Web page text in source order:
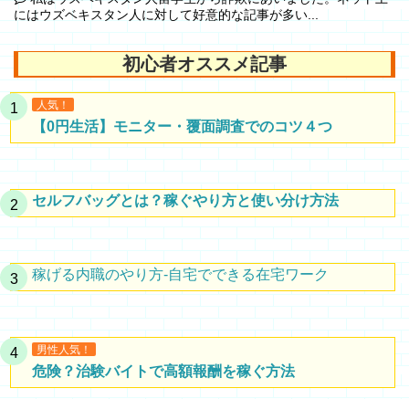
にはウズベキスタン人に対して好意的な記事が多い...
初心者オススメ記事
人気！
【0円生活】モニター・覆面調査でのコツ４つ
セルフバッグとは？稼ぐやり方と使い分け方法
稼げる内職のやり方-自宅でできる在宅ワーク
男性人気！
危険？治験バイトで高額報酬を稼ぐ方法